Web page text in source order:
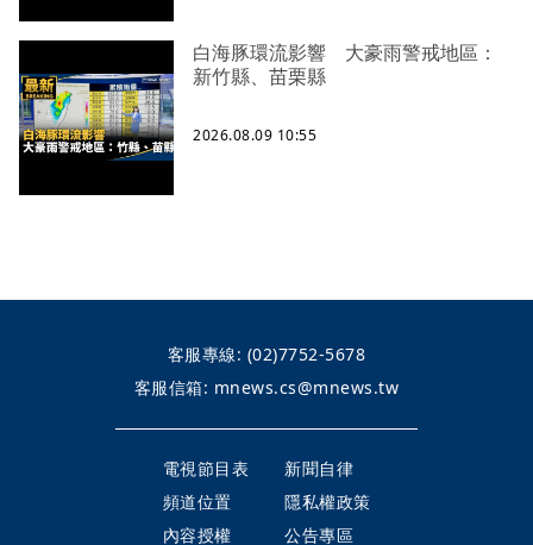
白海豚環流影響 大豪雨警戒地區：
新竹縣、苗栗縣
2026.08.09 10:55
客服專線: (02)7752-5678
客服信箱: mnews.cs@mnews.tw
電視節目表
新聞自律
頻道位置
隱私權政策
內容授權
公告專區